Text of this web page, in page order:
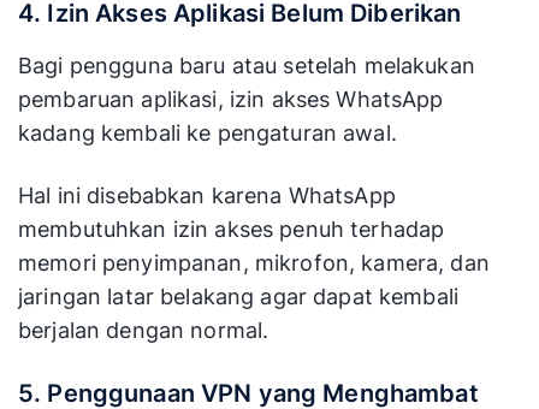
4. Izin Akses Aplikasi Belum Diberikan
Bagi pengguna baru atau setelah melakukan
pembaruan aplikasi, izin akses WhatsApp
kadang kembali ke pengaturan awal.
Hal ini disebabkan karena WhatsApp
membutuhkan izin akses penuh terhadap
memori penyimpanan, mikrofon, kamera, dan
jaringan latar belakang agar dapat kembali
berjalan dengan normal.
5. Penggunaan VPN yang Menghambat